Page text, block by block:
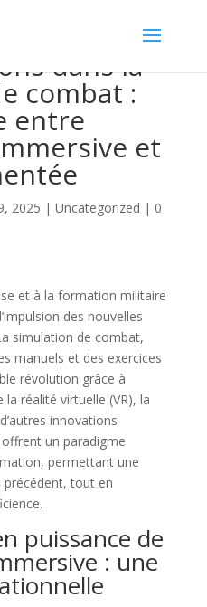
dans la
combat :
entre
et
2025 | Uncategorized | 0
et à la formation militaire
des nouvelles
simulation de combat,
manuels et des exercices
révolution grâce à
la réalité virtuelle (VR), la
innovations
un paradigme
permettant une
précédent, tout en
puissance de
: une